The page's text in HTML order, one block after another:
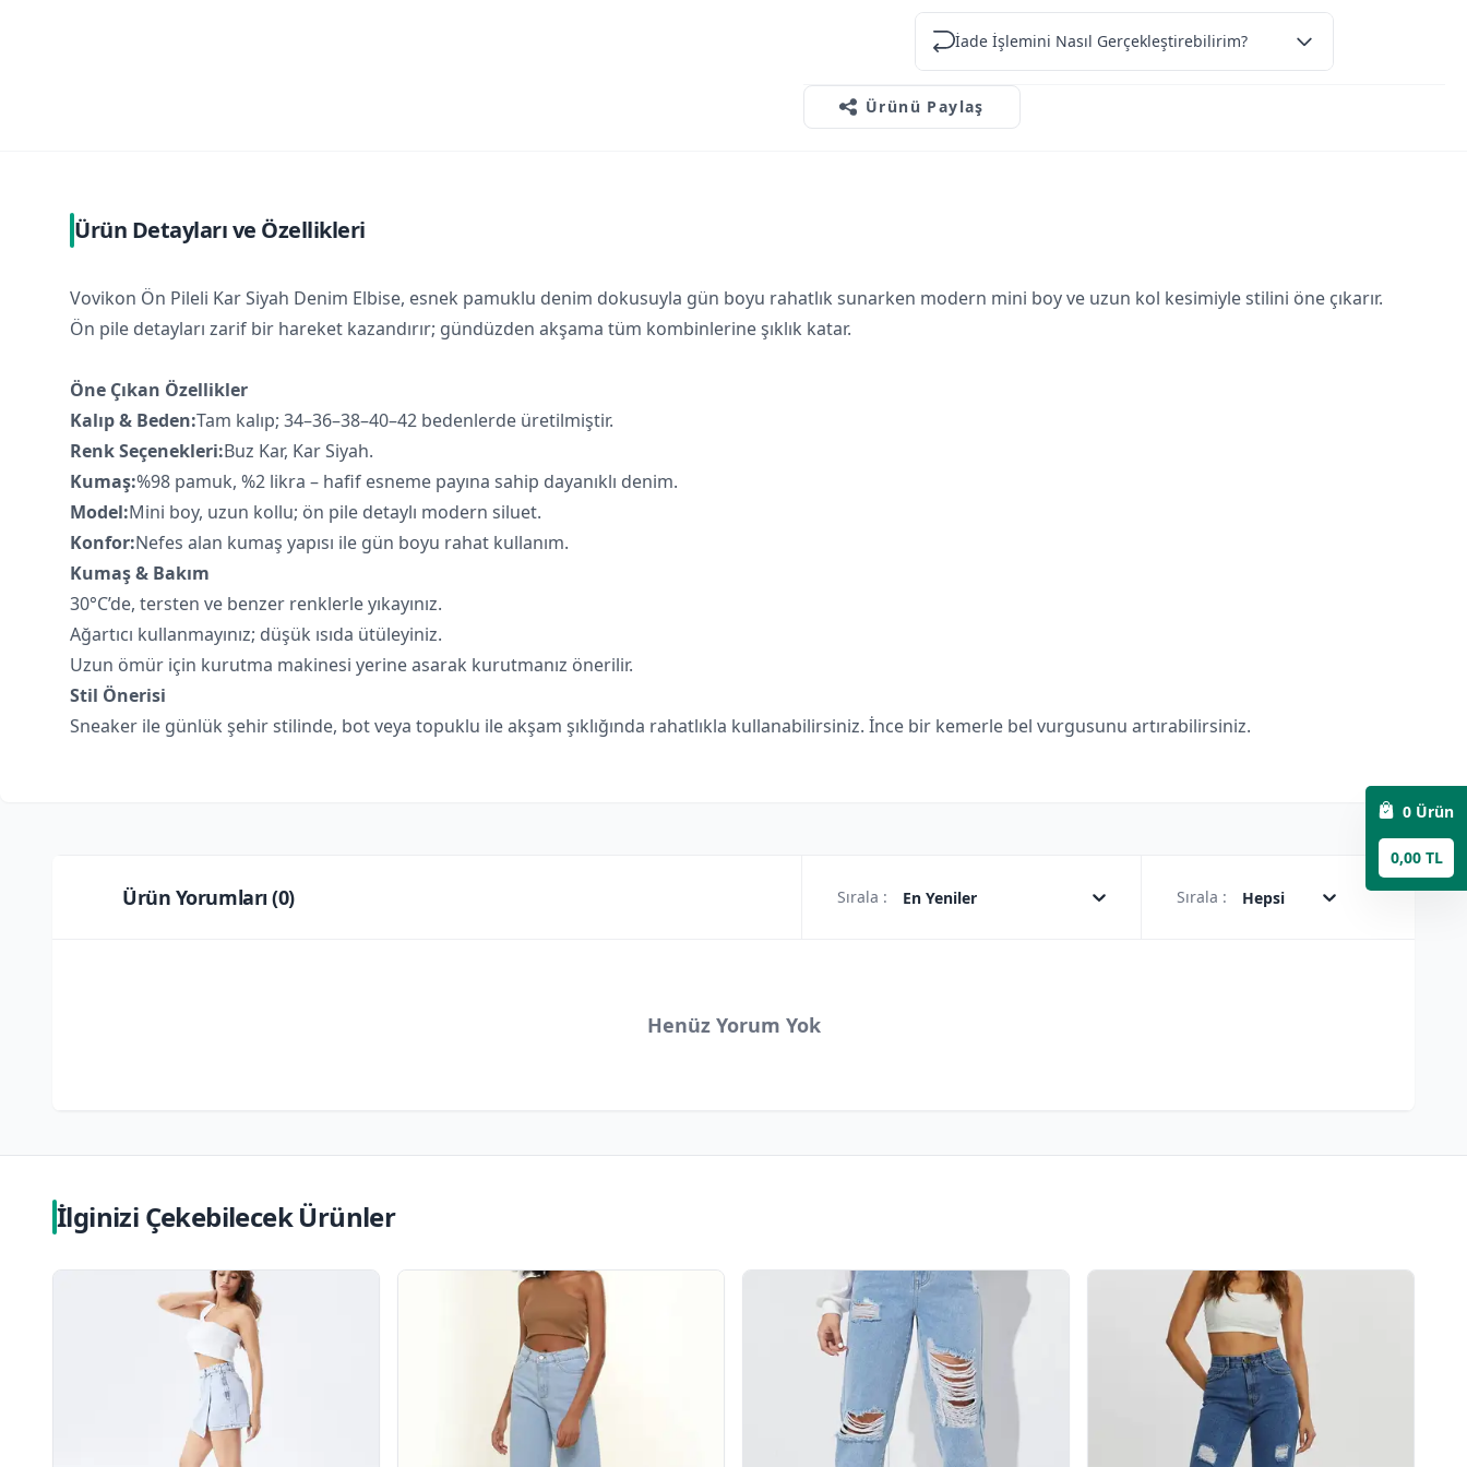
İade İşlemini Nasıl Gerçekleştirebilirim?
Ürünü Paylaş
Ürün Detayları ve Özellikleri
Vovikon Ön Pileli Kar Siyah Denim Elbise, esnek pamuklu denim dokusuyla gün boyu rahatlık sunarken modern mini boy ve uzun kol kesimiyle stilini öne çıkarır.
Ön pile detayları zarif bir hareket kazandırır; gündüzden akşama tüm kombinlerine şıklık katar.
Öne Çıkan Özellikler
Kalıp & Beden:Tam kalıp; 34–36–38–40–42 bedenlerde üretilmiştir.
Renk Seçenekleri:Buz Kar, Kar Siyah.
Kumaş:%98 pamuk, %2 likra – hafif esneme payına sahip dayanıklı denim.
Model:Mini boy, uzun kollu; ön pile detaylı modern siluet.
Konfor:Nefes alan kumaş yapısı ile gün boyu rahat kullanım.
Kumaş & Bakım
30°C’de, tersten ve benzer renklerle yıkayınız.
Ağartıcı kullanmayınız; düşük ısıda ütüleyiniz.
Uzun ömür için kurutma makinesi yerine asarak kurutmanız önerilir.
Stil Önerisi
Sneaker ile günlük şehir stilinde, bot veya topuklu ile akşam şıklığında rahatlıkla kullanabilirsiniz. İnce bir kemerle bel vurgusunu artırabilirsiniz.
Ürün Yorumları (0) Sırala : En Yeniler Sırala : Hepsi
Henüz Yorum Yok
İlginizi Çekebilecek Ürünler
0 Ürün
0,00 TL